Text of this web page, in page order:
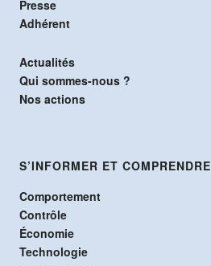
Presse
Adhérent
Actualités
Qui sommes-nous ?
Nos actions
S’INFORMER ET COMPRENDRE
Comportement
Contrôle
Économie
Technologie